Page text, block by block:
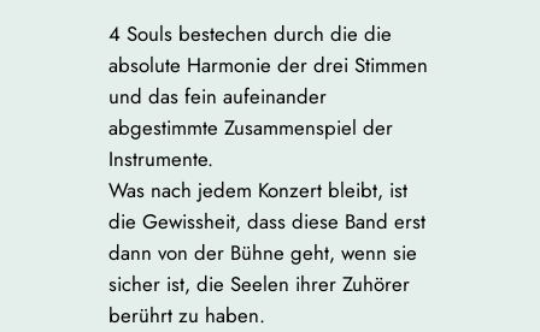
4 Souls bestechen durch die die
absolute Harmonie der drei Stimmen
und das fein aufeinander
abgestimmte Zusammenspiel der
Instrumente.
Was nach jedem Konzert bleibt, ist
die Gewissheit, dass diese Band erst
dann von der Bühne geht, wenn sie
sicher ist, die Seelen ihrer Zuhörer
berührt zu haben.